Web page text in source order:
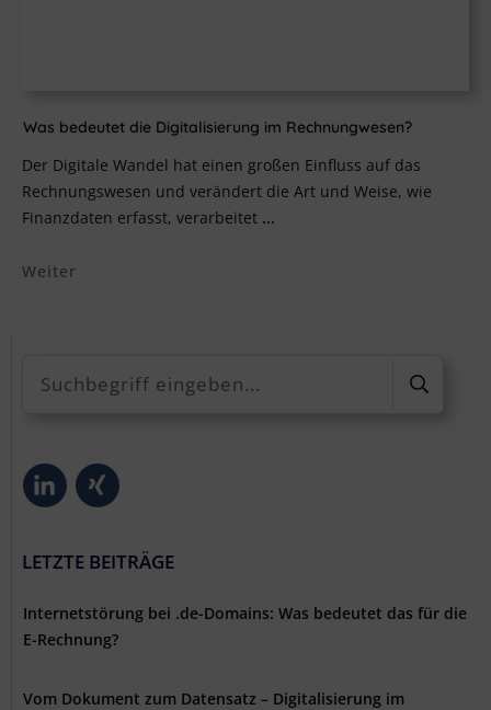
Was bedeutet die Digitalisierung im Rechnungwesen?
Der Digitale Wandel hat einen großen Einfluss auf das
Rechnungswesen und verändert die Art und Weise, wie
Finanzdaten erfasst, verarbeitet ...
Weiter
LETZTE BEITRÄGE
Internetstörung bei .de-Domains: Was bedeutet das für die
E-Rechnung?
Vom Dokument zum Datensatz – Digitalisierung im